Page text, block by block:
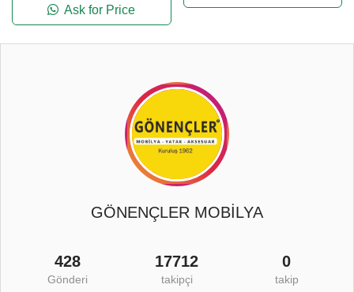
Ask for Price
GÖNENÇLER MOBİLYA
428
Gönderi
17712
takipçi
0
takip